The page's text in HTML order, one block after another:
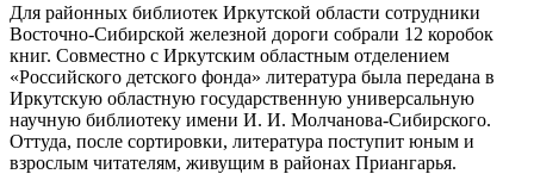
Для районных библиотек Иркутской области сотрудники
Восточно-Сибирской железной дороги собрали 12 коробок
книг. Совместно с Иркутским областным отделением
«Российского детского фонда» литература была передана в
Иркутскую областную государственную универсальную
научную библиотеку имени И. И. Молчанова-Сибирского.
Оттуда, после сортировки, литература поступит юным и
взрослым читателям, живущим в районах Приангарья.